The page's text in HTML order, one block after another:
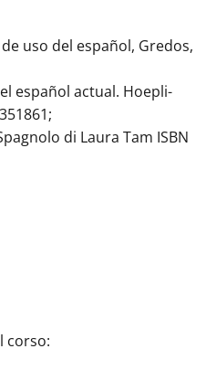
uso del español, Gredos,
español actual. Hoepli-
di Laura Tam ISBN
corso: